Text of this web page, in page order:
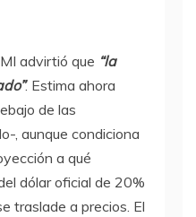
advirtió que “la
. Estima ahora
de las
, aunque condiciona
a qué
dólar oficial de 20%
traslade a precios. El